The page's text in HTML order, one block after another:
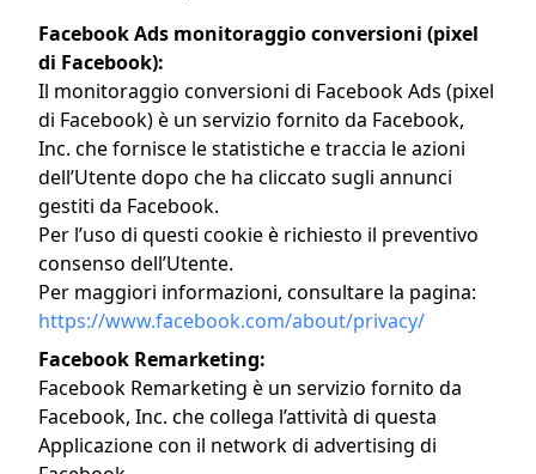
Facebook Ads monitoraggio conversioni (pixel
di Facebook):
Il monitoraggio conversioni di Facebook Ads (pixel
di Facebook) è un servizio fornito da Facebook,
Inc. che fornisce le statistiche e traccia le azioni
dell’Utente dopo che ha cliccato sugli annunci
gestiti da Facebook.
Per l’uso di questi cookie è richiesto il preventivo
consenso dell’Utente.
Per maggiori informazioni, consultare la pagina:
https://www.facebook.com/about/privacy/
Facebook Remarketing:
Facebook Remarketing è un servizio fornito da
Facebook, Inc. che collega l’attività di questa
Applicazione con il network di advertising di